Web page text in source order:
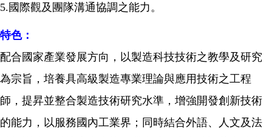
5.國際觀及團隊溝通協調之能力。
特色：
配合國家產業發展方向，以製造科技技術之教學及研究
為宗旨，培養具高級製造專業理論與應用技術之工程
師，提昇並整合製造技術研究水準，增強開發創新技術
的能力，以服務國內工業界；同時結合外語、人文及法